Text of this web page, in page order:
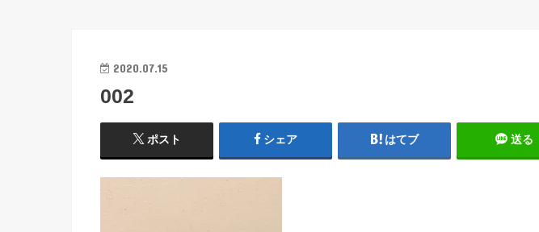
2020.07.15
002
ポスト シェア はてブ 送る